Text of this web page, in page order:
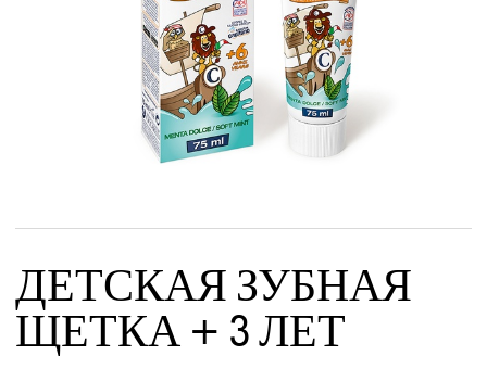
ДЕТСКАЯ ЗУБНАЯ
ЩЕТКА + 3 ЛЕТ